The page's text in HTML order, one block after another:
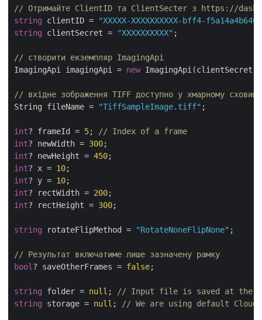
// Отримайте ClientID та ClientSecter з https://
string clientID =
"XXXXX-XXXXXXXXXX-bff4-
string clientSecret = "XXXXXXXXXX" ;
// створити екземпляр ImagingApi
ImagingApi imagingApi = new
// вхідне зображення TIFF доступно у хмарному сховищі
String fileName =
"TiffSampleImage.tiff" ;
int? frameId = 5;
// Index of a frame
int? newWidth = 300
int? newHeight = 450
int? x = 10
int? y = 10
int? rectWidth = 200
int? rectHeight = 300;
string rotateFlipMethod = "RotateNoneFlipNone" ;
// Результат включатиме лише зазначену рамку
bool ? saveOtherFrames = false;
string folder = null ;
// Input file is saved at the
string storage = null ; // We are using default Cloud